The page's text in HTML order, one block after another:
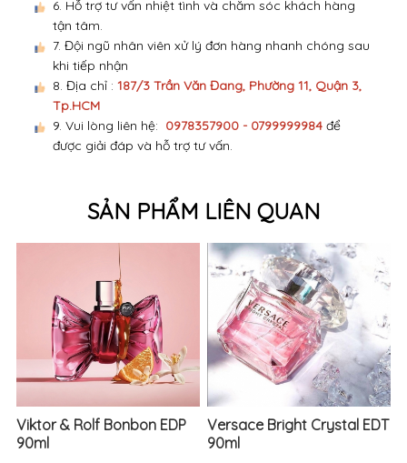
Tp.HCM
9. Vui lòng liên hệ:
được giải đáp và hỗ trợ tư vấn.
SẢN PHẨM LIÊN QUAN
Viktor & Rolf Bonbon EDP
3,050,000đ
Versace Bright Crystal EDT
90ml
Số lượng
1,950,000đ